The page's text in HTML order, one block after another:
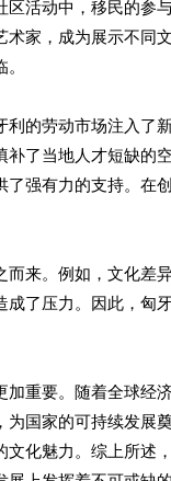
活动中，移民的
家，成为展示不同
的劳动市场注入了
了当地人才短缺的
强有力的支持。在
来。例如，文化差
了压力。因此，匈
重要。随着全球
国家的可持续发展
化魅力。综上所述